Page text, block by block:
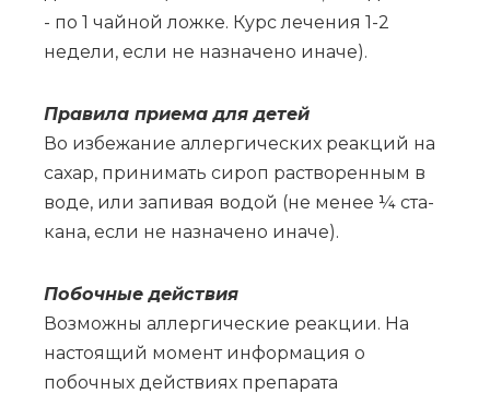
- по 1 чайной ложке. Курс лечения 1-2
недели, если не назначено иначе).
Пра­ви­ла при­е­ма для де­тей
Во из­бе­жа­ние ал­лер­ги­че­ских ре­ак­ций на
са­хар, при­ни­мать си­роп рас­тво­рен­ным в
во­де, или за­пи­вая во­дой (не ме­нее ¼ ста­
ка­на, ес­ли не на­зна­че­но ина­че).
По­боч­ные действия
Возможны аллергические реакции. На
настоящий момент информация о
побочных действиях препарата